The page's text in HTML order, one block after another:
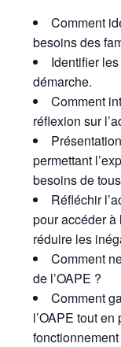
Comment
besoins des
Identifier
démarche.
Comment
réflexion sur
permettant
besoins de
Réfléchir
pour accéder à
réduire les
Comment
de l’OAPE ?
Comment
l’OAPE tout